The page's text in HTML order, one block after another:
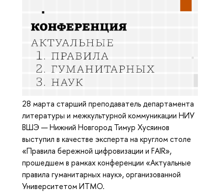
28 марта старший преподаватель департамента
литературы и межкультурной коммуникации НИУ
ВШЭ — Нижний Новгород Тимур Хусяинов
выступил в качестве эксперта на круглом столе
«Правила бережной цифровизации и FAIR»,
прошедшем в рамках конференции «Актуальные
правила гуманитарных наук», организованной
Университетом ИТМО.